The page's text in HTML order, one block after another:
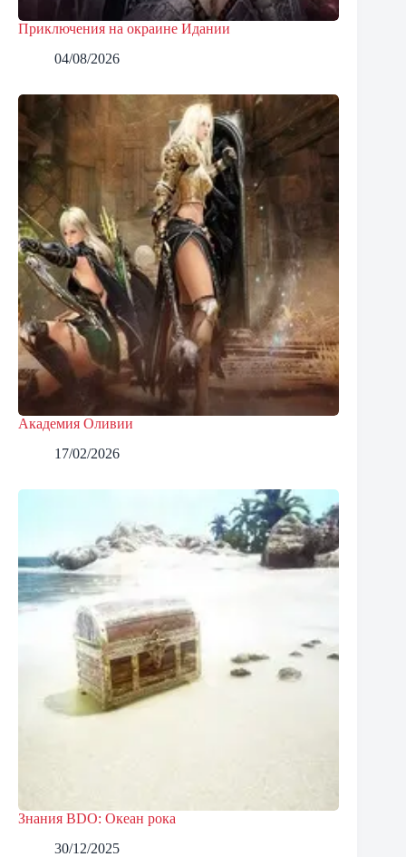
Приключения на окраине Идании
04/08/2026
Академия Оливии
17/02/2026
Знания BDO: Океан рока
30/12/2025